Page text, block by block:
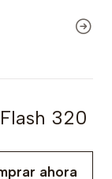
320
ahora